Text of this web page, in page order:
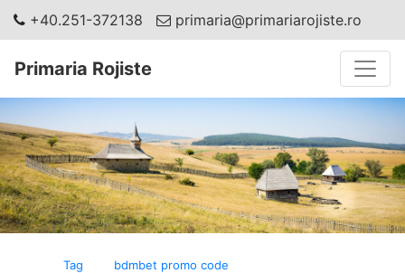
+40.251-372138 primaria@primariarojiste.ro
Primaria Rojiste
Tag bdmbet promo code